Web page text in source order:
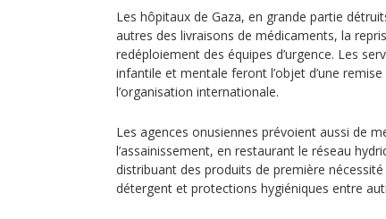
Les hôpitaux de Gaza, en grande partie
autres des livraisons de médicaments, la
redéploiement des équipes d’urgence. Les
infantile et mentale feront l’objet d’une
l’organisation internationale.
Les agences onusiennes prévoient aussi de
l’assainissement, en restaurant le réseau
distribuant des produits de première
détergent et protections hygiéniques entre